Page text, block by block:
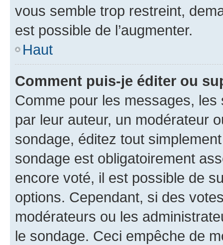
vous semble trop restreint,
est possible de l’augmenter.
Haut
Comment puis-je éditer ou
Comme pour les messages,
par leur auteur, un modérateur
sondage, éditez tout
sondage est obligatoirement
encore voté, il est possible de
options. Cependant, si des
modérateurs ou les
le sondage. Ceci empêche de